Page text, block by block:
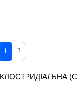
1 2
КЛОСТРИДІАЛЬНА